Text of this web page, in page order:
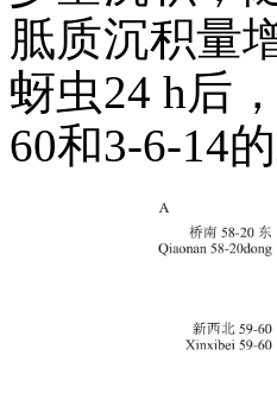
胝质沉积量
蚜虫24 h后
60和3-6-14